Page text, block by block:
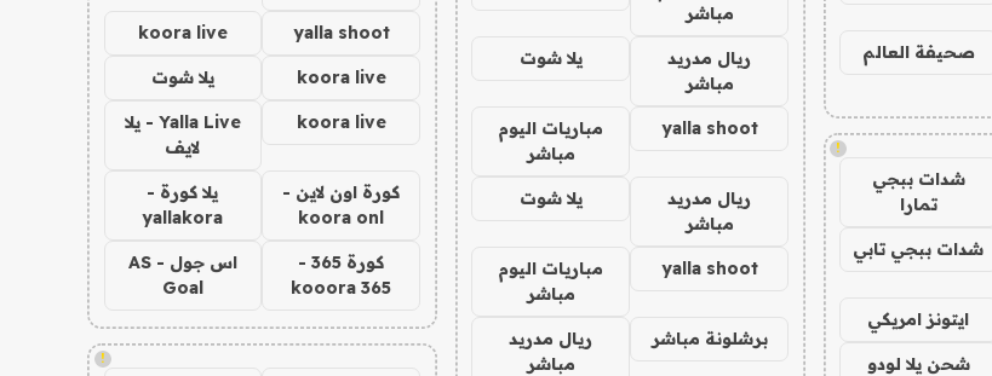
صحيفة العالم
!
شدات ببجي
تمارا
شدات ببجي تابي
ايتونز امريكي
شحن يلا لودو
مباشر
ريال مدريد
مباشر
يلا شوت
yalla shoot
مباريات اليوم
مباشر
ريال مدريد
مباشر
يلا شوت
yalla shoot
مباريات اليوم
مباشر
برشلونة مباشر
ريال مدريد
مباشر
yalla shoot
koora live
koora live يلا شوت
koora live
Yalla Live - يلا
لايف
كورة اون لاين -
koora onl
يلا كورة -
yallakora
كورة 365 -
kooora 365
اس جول - AS
Goal
!